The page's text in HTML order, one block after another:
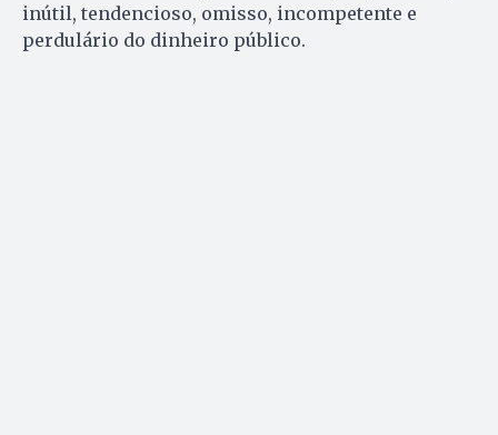
inútil, tendencioso, omisso, incompetente e
perdulário do dinheiro público.